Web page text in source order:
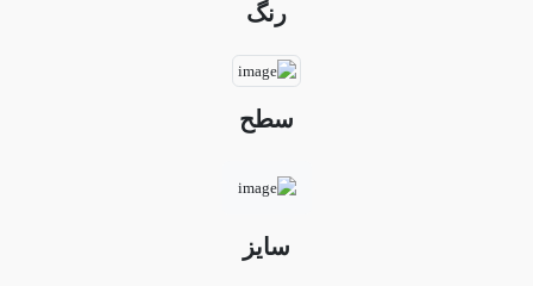
رنگ
سطح
سایز